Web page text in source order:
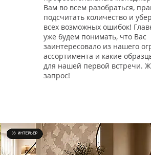
Вам во всем разобраться,
подсчитать количество и
всех возможных ошибок!
уже будем понимать, что Вас
заинтересовало из нашего
ассортимента и какие
для нашей первой встречи.
запрос!